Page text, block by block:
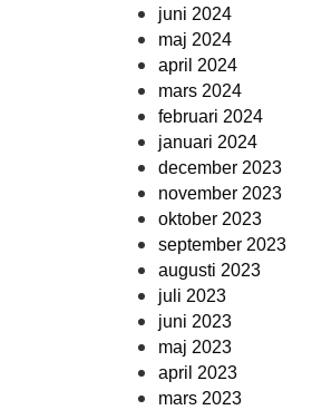
juni 2024
maj 2024
april 2024
mars 2024
februari 2024
januari 2024
december 2023
november 2023
oktober 2023
september 2023
augusti 2023
juli 2023
juni 2023
maj 2023
april 2023
mars 2023